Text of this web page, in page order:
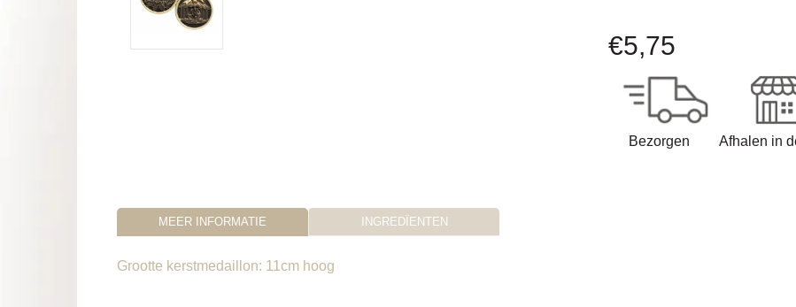
€5,75
Bezorgen Afhalen in
MEER INFORMATIE INGREDÏENTEN
Grootte kerstmedaillon: 11cm hoog